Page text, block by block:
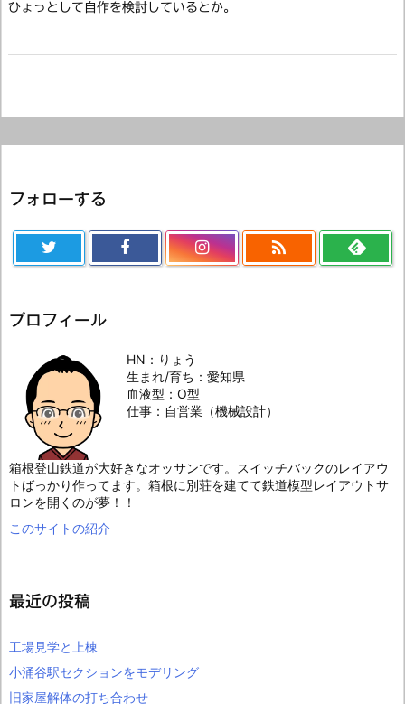
ひょっとして自作を検討しているとか。
フォローする

プロフィール
HN：りょう
生まれ/育ち：愛知県
血液型：O型
仕事：自営業（機械設計）
箱根登山鉄道が大好きなオッサンです。スイッチバックのレイアウ
トばっかり作ってます。箱根に別荘を建てて鉄道模型レイアウトサ
ロンを開くのが夢！！
このサイトの紹介
最近の投稿
工場見学と上棟
小涌谷駅セクションをモデリング
旧家屋解体の打ち合わせ